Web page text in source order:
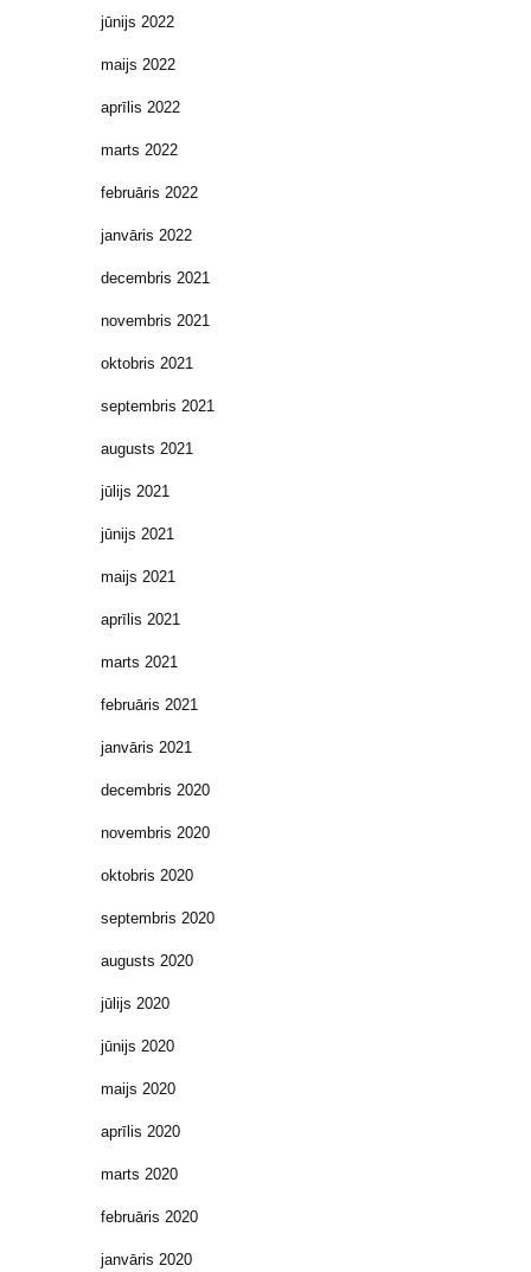
jūnijs 2022
maijs 2022
aprīlis 2022
marts 2022
februāris 2022
janvāris 2022
decembris 2021
novembris 2021
oktobris 2021
septembris 2021
augusts 2021
jūlijs 2021
jūnijs 2021
maijs 2021
aprīlis 2021
marts 2021
februāris 2021
janvāris 2021
decembris 2020
novembris 2020
oktobris 2020
septembris 2020
augusts 2020
jūlijs 2020
jūnijs 2020
maijs 2020
aprīlis 2020
marts 2020
februāris 2020
janvāris 2020